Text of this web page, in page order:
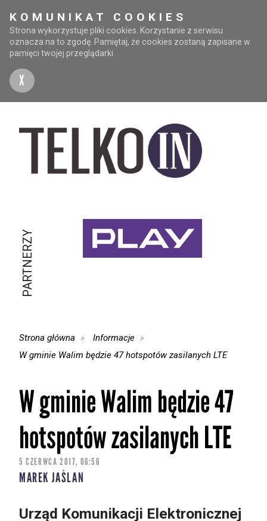
KOMUNIKAT COOKIES
Strona wykorzystuje pliki cookies. Korzystanie z serwisu
oznacza na to zgodę. Pamiętaj, że cookies zostaną zapisane w
pamięci twojej przeglądarki.
X
PARTNERZY
Strona główna
Informacje
W gminie Walim będzie 47 hotspotów zasilanych LTE
W gminie Walim będzie 47
hotspotów zasilanych LTE
5 CZERWCA 2017, 06:56
MAREK JAŚLAN
Urząd Komunikacji Elektronicznej